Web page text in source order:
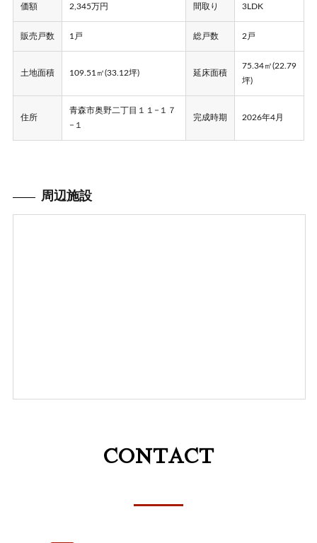
価額 2,345万円 間取り 3LDK
販売戸数 1戸 総戸数 2戸
土地面積 109.51㎡(33.12坪) 延床面積
75.34㎡(22.79
坪)
住所
青森市奥野二丁目１１−１７
−１
完成時期 2026年4月
周辺施設
CONTACT